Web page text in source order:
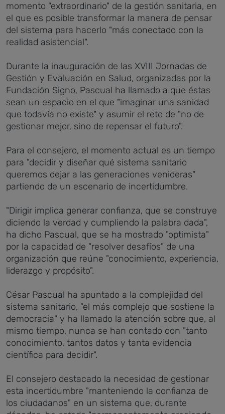
momento "extraordinario" de la gestión sanitaria, en
el que es posible transformar la manera de pensar
del sistema para hacerlo "más conectado con la
realidad asistencial".
Durante la inauguración de las XVIII Jornadas de
Gestión y Evaluación en Salud, organizadas por la
Fundación Signo, Pascual ha llamado a que éstas
sean un espacio en el que "imaginar una sanidad
que todavía no existe" y asumir el reto de "no de
gestionar mejor, sino de repensar el futuro".
Para el consejero, el momento actual es un tiempo
para "decidir y diseñar qué sistema sanitario
queremos dejar a las generaciones venideras"
partiendo de un escenario de incertidumbre.
"Dirigir implica generar confianza, que se construye
diciendo la verdad y cumpliendo la palabra dada",
ha dicho Pascual, que se ha mostrado "optimista"
por la capacidad de "resolver desafíos" de una
organización que reúne "conocimiento, experiencia,
liderazgo y propósito".
César Pascual ha apuntado a la complejidad del
sistema sanitario, "el más complejo que sostiene la
democracia" y ha llamado la atención sobre que, al
mismo tiempo, nunca se han contado con "tanto
conocimiento, tantos datos y tanta evidencia
científica para decidir".
El consejero destacado la necesidad de gestionar
esta incertidumbre "manteniendo la confianza de
los ciudadanos" en un sistema que, durante